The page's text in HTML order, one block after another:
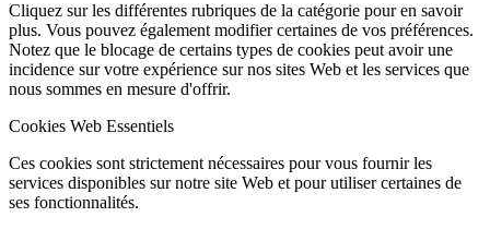
Cliquez sur les différentes rubriques de la catégorie pour en savoir
plus. Vous pouvez également modifier certaines de vos préférences.
Notez que le blocage de certains types de cookies peut avoir une
incidence sur votre expérience sur nos sites Web et les services que
nous sommes en mesure d'offrir.
Cookies Web Essentiels
Ces cookies sont strictement nécessaires pour vous fournir les
services disponibles sur notre site Web et pour utiliser certaines de
ses fonctionnalités.